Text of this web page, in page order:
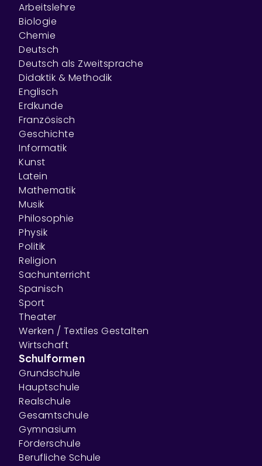
Arbeitslehre
Biologie
Chemie
Deutsch
Deutsch als Zweitsprache
Didaktik & Methodik
Englisch
Erdkunde
Französisch
Geschichte
Informatik
Kunst
Latein
Mathematik
Musik
Philosophie
Physik
Politik
Religion
Sachunterricht
Spanisch
Sport
Theater
Werken / Textiles Gestalten
Wirtschaft
Schulformen
Grundschule
Hauptschule
Realschule
Gesamtschule
Gymnasium
Förderschule
Berufliche Schule